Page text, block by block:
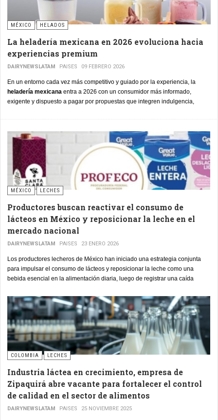
MÉXICO HELADOS
La heladería mexicana en 2026 evoluciona hacia
experiencias premium
DAIRYNEWSLATAM PAISES 09 FEBRERO 2026
En un entorno cada vez más competitivo y guiado por la experiencia, la
heladería mexicana entra a 2026 con un consumidor más informado,
exigente y dispuesto a pagar por propuestas que integren indulgencia,
conjunto de tendencias que ya están redefiniendo la categoría:
premiumización basada en texturas multisensoriales, adopción de sabores
globales impulsados por fenómenos virales, y un crecimiento sostenido de
propuestas clean label y funcionales, como helados con proteína, café o
ingredientes de origen vegetal.
MÉXICO LECHES
Productores buscan reactivar el consumo de
lácteos en México y reposicionar la leche en el
mercado nacional
DAIRYNEWSLATAM PAISES 23 ENERO 2026
Los productores lecheros de México han iniciado una estrategia conjunta
para impulsar el consumo de lácteos y reposicionar la leche como una
bebida esencial en la alimentación diaria, luego de registrar una caída
COLOMBIA LECHES
Industria láctea en crecimiento, empresa de
Zipaquirá abre vacante para fortalecer el control
de calidad en el sector de alimentos
DAIRYNEWSLATAM PAISES 25 NOVIEMBRE 2025